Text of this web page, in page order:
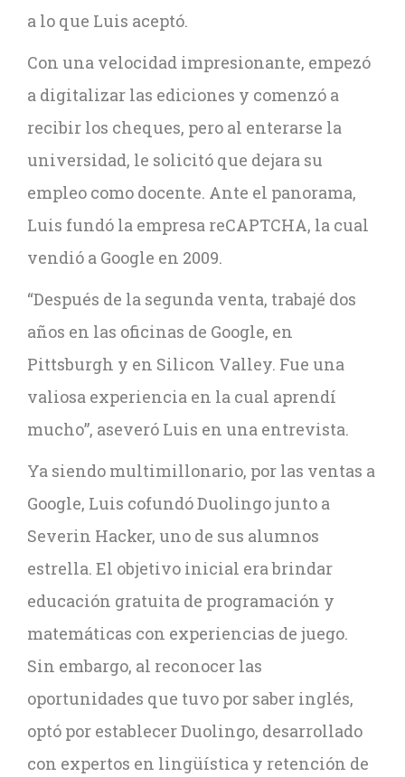
a lo que Luis aceptó.
Con una velocidad impresionante, empezó
a digitalizar las ediciones y comenzó a
recibir los cheques, pero al enterarse la
universidad, le solicitó que dejara su
empleo como docente. Ante el panorama,
Luis fundó la empresa reCAPTCHA, la cual
vendió a Google en 2009.
“Después de la segunda venta, trabajé dos
años en las oficinas de Google, en
Pittsburgh y en Silicon Valley. Fue una
valiosa experiencia en la cual aprendí
mucho”, aseveró Luis en una entrevista.
Ya siendo multimillonario, por las ventas a
Google, Luis cofundó Duolingo junto a
Severin Hacker, uno de sus alumnos
estrella. El objetivo inicial era brindar
educación gratuita de programación y
matemáticas con experiencias de juego.
Sin embargo, al reconocer las
oportunidades que tuvo por saber inglés,
optó por establecer Duolingo, desarrollado
con expertos en lingüística y retención de